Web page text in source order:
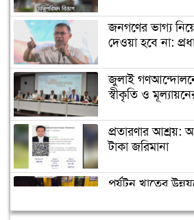
জনগণের ভাগ্য
দেওয়া হবে না:
জুলাই
স্বীকৃতি ও
প্রতারণার আশ্রয়:
টাকা জরিমানা
পর্যটন খাতের